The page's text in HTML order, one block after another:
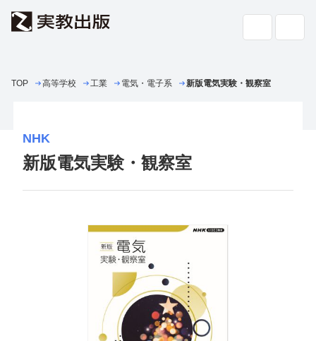
検索
高校教科書・副教材
書店の方へ
会社案内
よくあるご質問・お問い合わせ
個人情報・特定個人情報の取り扱い
教科書採択の公正確保に関する基本方針
TOP 高等学校 工業 電気・電子系 新版電気実験・観察室
NHK
新版電気実験・観察室